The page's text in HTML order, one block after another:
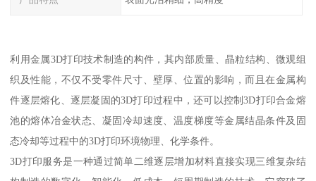
利用金属3D打印技术制造的构件，其内部质量、晶粒结构、微观组
织及性能，不仅不受零件尺寸、壁厚、位置的影响，而且在金属构
件逐层熔化、逐层凝固的3D打印过程中，还可以控制3D打印合金熔
池的熔体冶金状态、凝固冷却速度、温度梯度等金属结晶条件及固
态冷却等过程中的3D打印环境物理、化学条件。
3D打印服务是一种通过简单二维逐层增加材料直接实现三维复杂结